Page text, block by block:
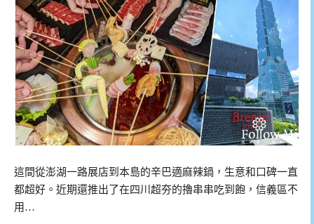
這間從澎湖一路展店到本島的辛巴適麻辣鍋，生意和口碑一直
都超好。近期還推出了在四川超夯的擼串串吃到飽，信義區不
用…